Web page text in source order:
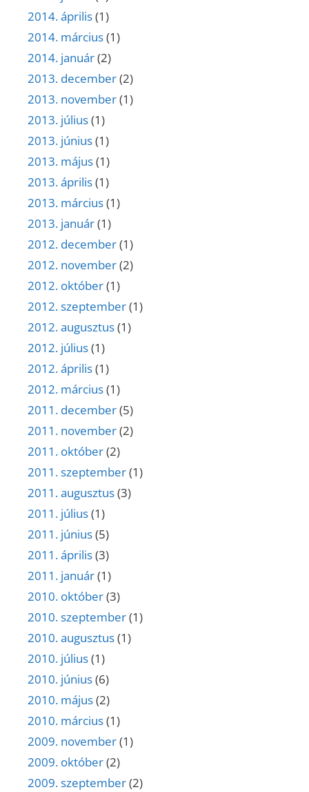
2014. április(1)
2014. március(1)
2014. január(2)
2013. december(2)
2013. november(1)
2013. július(1)
2013. június(1)
2013. május(1)
2013. április(1)
2013. március(1)
2013. január(1)
2012. december(1)
2012. november(2)
2012. október(1)
2012. szeptember(1)
2012. augusztus(1)
2012. július(1)
2012. április(1)
2012. március(1)
2011. december(5)
2011. november(2)
2011. október(2)
2011. szeptember(1)
2011. augusztus(3)
2011. július(1)
2011. június(5)
2011. április(3)
2011. január(1)
2010. október(3)
2010. szeptember(1)
2010. augusztus(1)
2010. július(1)
2010. június(6)
2010. május(2)
2010. március(1)
2009. november(1)
2009. október(2)
2009. szeptember(2)